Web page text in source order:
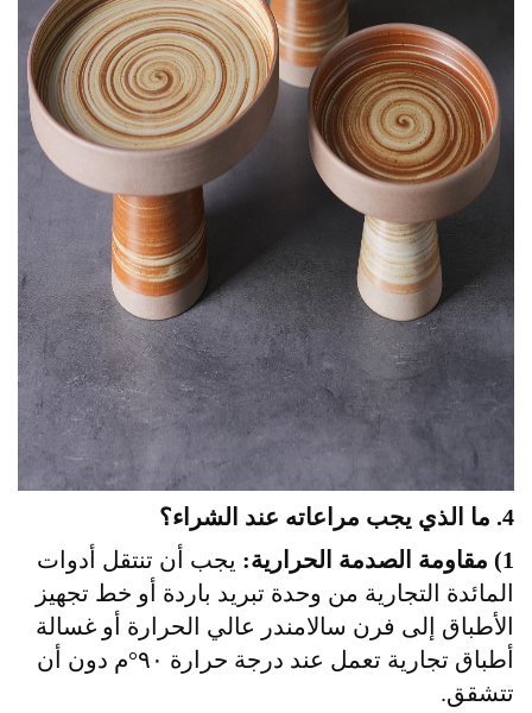
4. ما الذي يجب مراعاته عند الشراء؟
1) مقاومة الصدمة الحرارية:
يجب أن تنتقل أدوات
المائدة التجارية من وحدة تبريد باردة أو خط تجهيز
الأطباق إلى فرن سالامندر عالي الحرارة أو غسالة
أطباق تجارية تعمل عند درجة حرارة ٩٠°م دون أن
تتشقق.